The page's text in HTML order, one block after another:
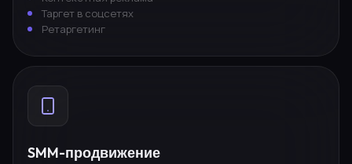
Таргет в соцсетях
Ретаргетинг
SMM-продвижение